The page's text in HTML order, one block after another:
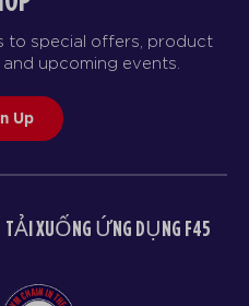
to special offers, product
upcoming events.
Up
TẢI XUỐNG ỨNG DỤNG F45